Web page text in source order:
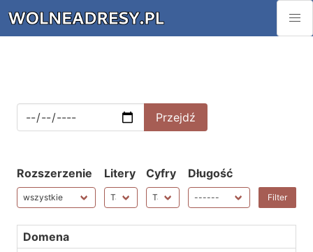
Rozszerzenie Litery Cyfry Długość
Domena